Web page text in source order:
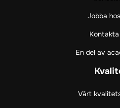
o
k
(
p
n
g
a
m
ö
p
Jobba
En del av
Vårt